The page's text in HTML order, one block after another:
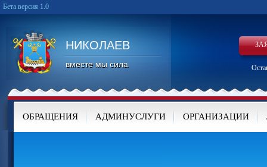
Бета версия 1.0
НИКОЛАЕВ
вместе мы сила
ОБРАЩЕНИЯ АДМИНУСЛУГИ ОРГАНИЗАЦИИ